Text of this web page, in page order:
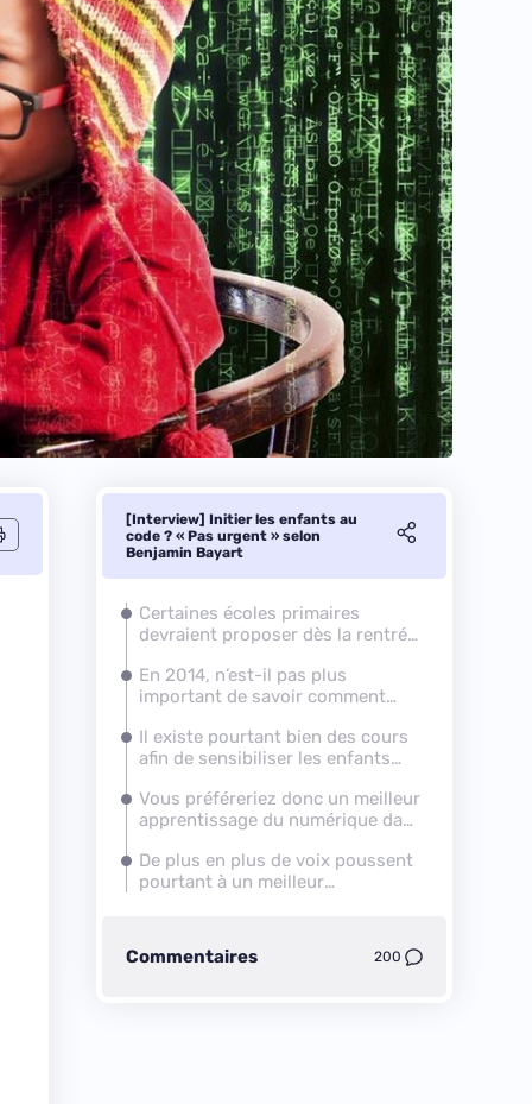
[Interview] Initier les enfants au
code ? « Pas urgent » selon
Benjamin Bayart
Certaines écoles primaires
devraient proposer dès la rentrée
informatique. Est-ce une bonne
idée ?
En 2014, n’est-il pas plus
important de savoir comment
informatique que de savoir
danser ?
Il existe pourtant bien des cours
afin de sensibiliser les enfants
par exemple, tel que le B2i...
Vous préféreriez donc un meilleur
apprentissage du numérique dans
d'enseignement spécifique de
l'informatique ?
De plus en plus de voix poussent
pourtant à un meilleur
Commentaires 200